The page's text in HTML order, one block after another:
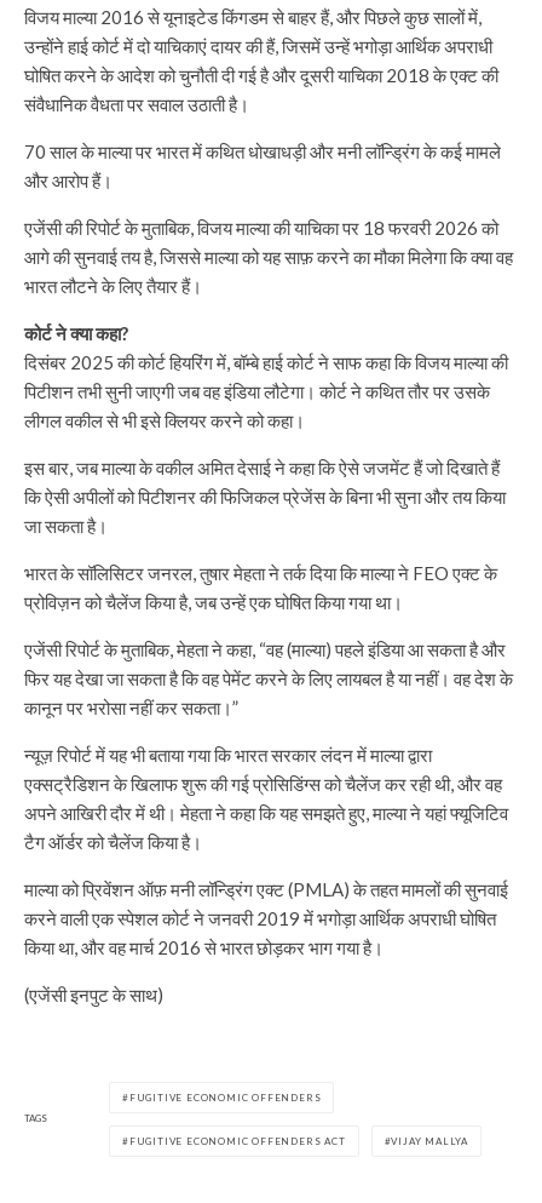
विजय माल्या 2016 से यूनाइटेड किंगडम से बाहर हैं, और पिछले कुछ सालों में,
उन्होंने हाई कोर्ट में दो याचिकाएं दायर की हैं, जिसमें उन्हें भगोड़ा आर्थिक अपराधी
घोषित करने के आदेश को चुनौती दी गई है और दूसरी याचिका 2018 के एक्ट की
संवैधानिक वैधता पर सवाल उठाती है।
70 साल के माल्या पर भारत में कथित धोखाधड़ी और मनी लॉन्ड्रिंग के कई मामले
और आरोप हैं।
एजेंसी की रिपोर्ट के मुताबिक, विजय माल्या की याचिका पर 18 फरवरी 2026 को
आगे की सुनवाई तय है, जिससे माल्या को यह साफ़ करने का मौका मिलेगा कि क्या वह
भारत लौटने के लिए तैयार हैं।
कोर्ट ने क्या कहा?
दिसंबर 2025 की कोर्ट हियरिंग में, बॉम्बे हाई कोर्ट ने साफ कहा कि विजय माल्या की
पिटीशन तभी सुनी जाएगी जब वह इंडिया लौटेगा। कोर्ट ने कथित तौर पर उसके
लीगल वकील से भी इसे क्लियर करने को कहा।
इस बार, जब माल्या के वकील अमित देसाई ने कहा कि ऐसे जजमेंट हैं जो दिखाते हैं
कि ऐसी अपीलों को पिटीशनर की फिजिकल प्रेजेंस के बिना भी सुना और तय किया
जा सकता है।
भारत के सॉलिसिटर जनरल, तुषार मेहता ने तर्क दिया कि माल्या ने FEO एक्ट के
प्रोविज़न को चैलेंज किया है, जब उन्हें एक घोषित किया गया था।
एजेंसी रिपोर्ट के मुताबिक, मेहता ने कहा, “वह (माल्या) पहले इंडिया आ सकता है और
फिर यह देखा जा सकता है कि वह पेमेंट करने के लिए लायबल है या नहीं। वह देश के
कानून पर भरोसा नहीं कर सकता।”
न्यूज़ रिपोर्ट में यह भी बताया गया कि भारत सरकार लंदन में माल्या द्वारा
एक्सट्रैडिशन के खिलाफ शुरू की गई प्रोसिडिंग्स को चैलेंज कर रही थी, और वह
अपने आखिरी दौर में थी। मेहता ने कहा कि यह समझते हुए, माल्या ने यहां फ्यूजिटिव
टैग ऑर्डर को चैलेंज किया है।
माल्या को प्रिवेंशन ऑफ़ मनी लॉन्ड्रिंग एक्ट (PMLA) के तहत मामलों की सुनवाई
करने वाली एक स्पेशल कोर्ट ने जनवरी 2019 में भगोड़ा आर्थिक अपराधी घोषित
किया था, और वह मार्च 2016 से भारत छोड़कर भाग गया है।
(एजेंसी इनपुट के साथ)
TAGS
FUGITIVE ECONOMIC OFFENDERS
FUGITIVE ECONOMIC OFFENDERS ACT VIJAY MALLYA